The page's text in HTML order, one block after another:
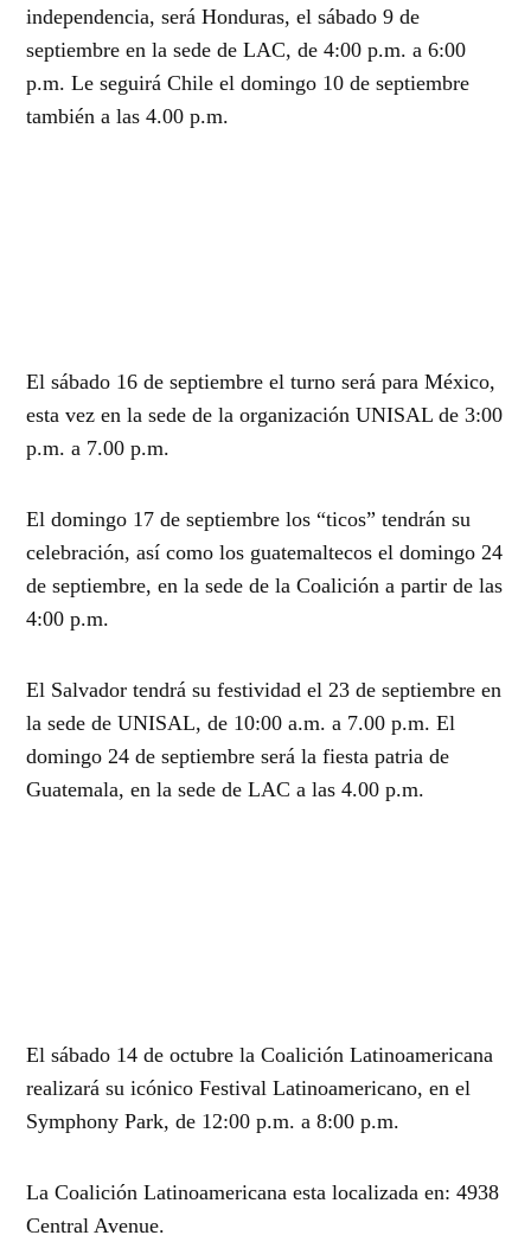
independencia, será Honduras, el sábado 9 de
septiembre en la sede de LAC, de 4:00 p.m. a 6:00
p.m. Le seguirá Chile el domingo 10 de septiembre
también a las 4.00 p.m.
El sábado 16 de septiembre el turno será para México,
esta vez en la sede de la organización UNISAL de 3:00
p.m. a 7.00 p.m.
El domingo 17 de septiembre los “ticos” tendrán su
celebración, así como los guatemaltecos el domingo 24
de septiembre, en la sede de la Coalición a partir de las
4:00 p.m.
El Salvador tendrá su festividad el 23 de septiembre en
la sede de UNISAL, de 10:00 a.m. a 7.00 p.m. El
domingo 24 de septiembre será la fiesta patria de
Guatemala, en la sede de LAC a las 4.00 p.m.
El sábado 14 de octubre la Coalición Latinoamericana
realizará su icónico Festival Latinoamericano, en el
Symphony Park, de 12:00 p.m. a 8:00 p.m.
La Coalición Latinoamericana esta localizada en: 4938
Central Avenue.